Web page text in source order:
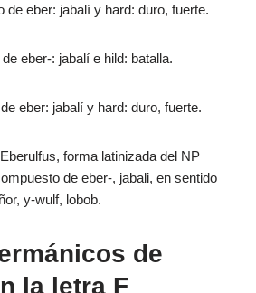
de eber: jabalí y hard: duro, fuerte.
eber-: jabalí e hild: batalla.
eber: jabalí y hard: duro, fuerte.
forma latinizada del NP
de eber-, jabali, en sentido
y-wulf, lobob.
de
la letra F